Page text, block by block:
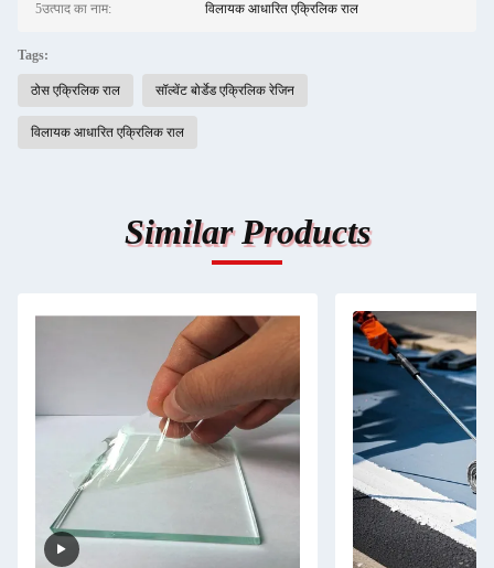
5उत्पाद का नाम: विलायक आधारित एक्रिलिक राल
Tags:
ठोस एक्रिलिक राल सॉल्वेंट बोर्डेड एक्रिलिक रेजिन
विलायक आधारित एक्रिलिक राल
Similar Products